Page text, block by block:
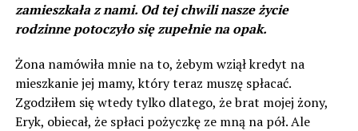
zamieszkała z nami. Od tej chwili nasze życie
rodzinne potoczyło się zupełnie na opak.
Żona namówiła mnie na to, żebym wziął kredyt na
mieszkanie jej mamy, który teraz muszę spłacać.
Zgodziłem się wtedy tylko dlatego, że brat mojej żony,
Eryk, obiecał, że spłaci pożyczkę ze mną na pół. Ale